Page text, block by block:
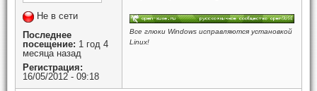
Не в сети
Последнее
посещение: 1 год 4
месяца назад
Регистрация:
16/05/2012 - 09:18
Все глюки Windows исправляются установкой
Linux!